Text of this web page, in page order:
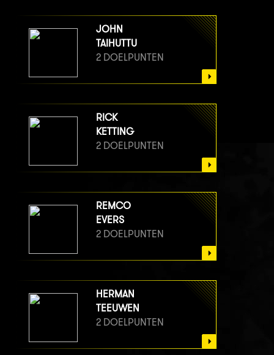
JOHN
TAIHUTTU
2 DOELPUNTEN
RICK
KETTING
2 DOELPUNTEN
REMCO
EVERS
2 DOELPUNTEN
HERMAN
TEEUWEN
2 DOELPUNTEN